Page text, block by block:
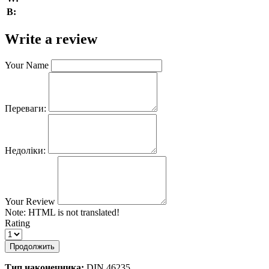
В:
Write a review
Your Name
Переваги:
Недоліки:
Your Review
Note: HTML is not translated!
Rating
Продолжить